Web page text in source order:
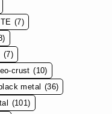
(7)
(7)
crust (10)
metal (36)
(101)